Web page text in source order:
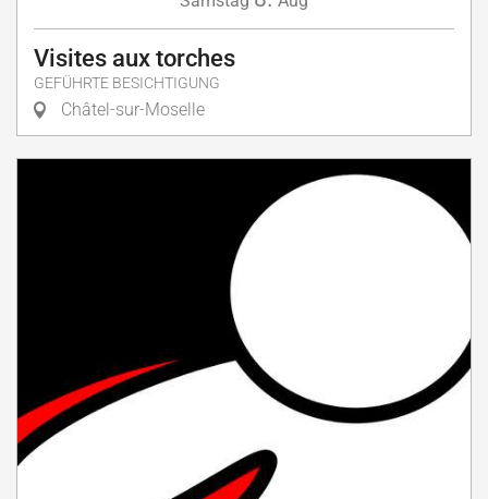
Visites aux torches
GEFÜHRTE BESICHTIGUNG
Châtel-sur-Moselle